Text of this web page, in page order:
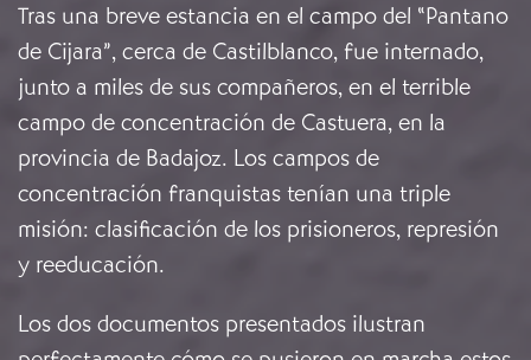
Tras una breve estancia en el campo del “Pantano
de Cijara”, cerca de Castilblanco, fue internado,
junto a miles de sus compañeros, en el terrible
campo de concentración de Castuera, en la
provincia de Badajoz. Los campos de
concentración franquistas tenían una triple
misión: clasificación de los prisioneros, represión
y reeducación.
Los dos documentos presentados ilustran